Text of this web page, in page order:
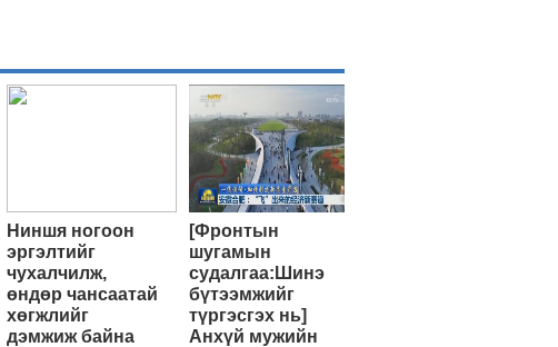
Ниншя ногоон
эргэлтийг
чухалчилж,
өндөр чансаатай
хөгжлийг
дэмжиж байна
[Фронтын
шугамын
судалгаа:Шинэ
бүтээмжийг
түргэсгэх нь]
Анхүй мужийн